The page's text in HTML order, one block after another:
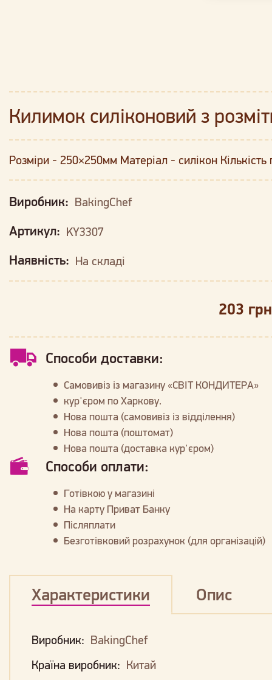
Килимок силіконовий з
Розміри - 250×250мм Матеріал - силікон
Виробник: BakingChef
Артикул: KY3307
Наявність: На складі
203 грн
Способи доставки:
Самовивіз із магазину «СВІТ КОНДИТЕРА»
кур'єром по Харкову.
Нова пошта (самовивіз із відділення)
Нова пошта (поштомат)
Нова пошта (доставка кур'єром)
Способи оплати:
Готівкою у магазині
На карту Приват Банку
Післяплати
Безготівковий розрахунок (для організацій)
Характеристики Опис
Виробник: BakingChef
Країна виробник: Китай